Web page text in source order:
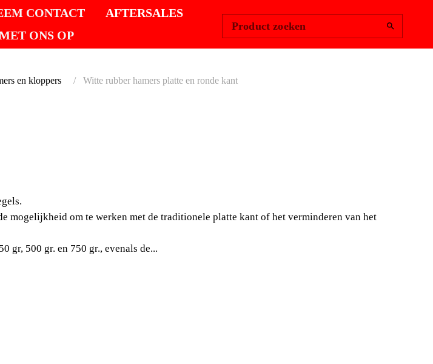
CONTACT
ONS OP
AFTERSALES
Product zoeken
en kloppers Witte rubber hamers platte en ronde kant
mogelijkheid om te werken met de traditionele platte kant of het verminderen van het
gr, 500 gr. en 750 gr., evenals de...